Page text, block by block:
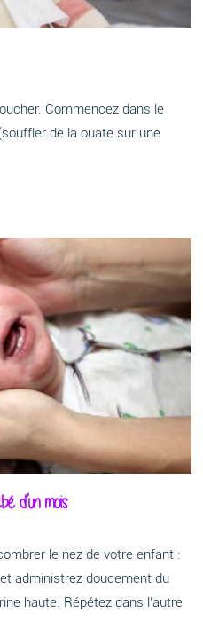
Commencez dans le
de la ouate sur une
d’un mois
le nez de votre enfant :
administrez doucement du
haute. Répétez dans l’autre